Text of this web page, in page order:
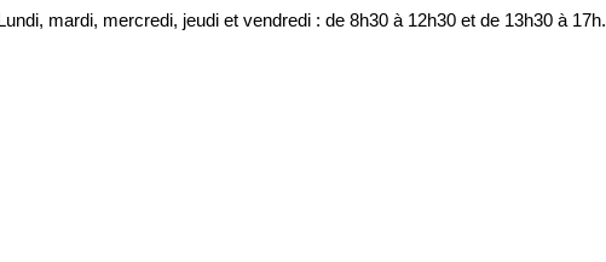
mardi, mercredi, jeudi et vendredi : de 8h30 à 12h30 et de 13h30 à 17h.